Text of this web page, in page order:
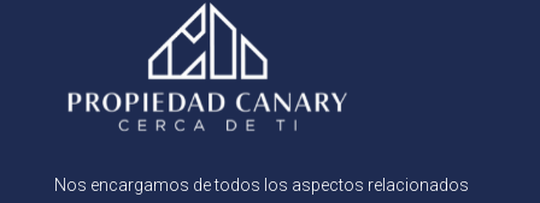
Nos encargamos de todos los aspectos relacionados